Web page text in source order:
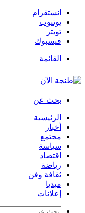
انستقرام
يوتيوب
تويتر
فيسبوك
القائمة
بحث عن
الرئيسية
أخبار
مجتمع
سياسة
اقتصاد
رياضة
ثقافة وفن
ميديا
إعلانات